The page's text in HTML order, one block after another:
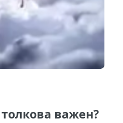
важен?